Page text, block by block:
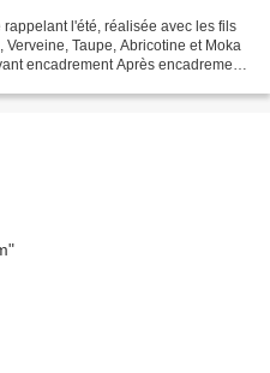
l'été, réalisée avec les fils
Taupe, Abricotine et Moka
encadrement Après encadrement